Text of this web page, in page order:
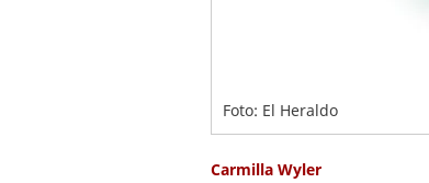
Foto: El Heraldo
Carmilla Wyler